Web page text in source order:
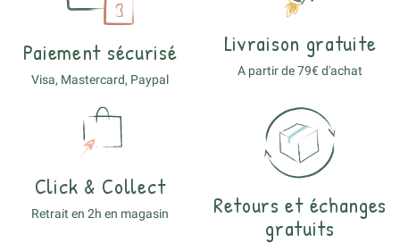
Paiement sécurisé
Visa, Mastercard, Paypal
Livraison gratuite
A partir de 79€ d'achat
Click & Collect
Retrait en 2h en magasin
Retours et échanges
gratuits